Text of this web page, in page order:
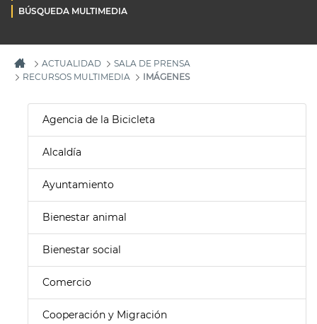
BÚSQUEDA MULTIMEDIA
ACTUALIDAD
SALA DE PRENSA
RECURSOS MULTIMEDIA
IMÁGENES
Agencia de la Bicicleta
Alcaldía
Ayuntamiento
Bienestar animal
Bienestar social
Comercio
Cooperación y Migración